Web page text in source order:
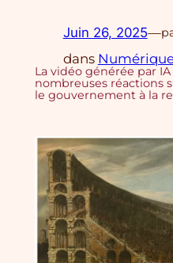
Juin 26, 2025—
dans
La vidéo générée par
nombreuses réactions
le gouvernement à la